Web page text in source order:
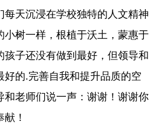
每天沉浸在学校独特的人文精神
小树一样，根植于沃土，蒙惠于
孩子还没有做到最好，但领导和
好的.完善自我和提升品质的空
和老师们说一声：谢谢！谢谢你
！